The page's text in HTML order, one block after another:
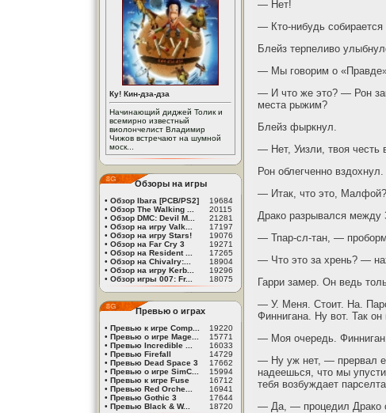
Ку! Кин-дза-дза
Начинающий диджей Толик и
всемирно известный
виолончелист Владимир
Чижов встречают на шумной
моск...
Обзоры на игры
• Обзор Ibara [PCB/PS2]
19684
• Обзор The Walking ...
20115
• Обзор DMC: Devil M...
21281
• Обзор на игру Valk...
17197
• Обзор на игру Stars!
19076
• Обзор на Far Cry 3
19271
• Обзор на Resident ...
17265
• Обзор на Chivalry:...
18904
• Обзор на игру Kerb...
19296
• Обзор игры 007: Fr... 18075
Превью о играх
• Превью к игре Comp...
19220
• Превью о игре Mage...
15771
• Превью Incredible ...
16033
• Превью Firefall
14729
• Превью Dead Space 3
17662
• Превью о игре SimC...
15994
• Превью к игре Fuse
16712
• Превью Red Orche...
16941
• Превью Gothic 3
17644
• Превью Black & W... 18720
— Нет!
— Кто-нибудь
Блейз терпеливо
— Мы говорим о
— И что же это? — Рон
места рыжим?
Блейз фыркнул.
— Нет, Уизли, твоя честь
Рон облегченно вздохнул.
— Итак, что это, Малфой?
Драко разрывался между
— Тпар-сл-тан, —
— Что это за хрень? —
Гарри замер. Он ведь
— У. Меня. Стоит. На.
Финнигана. Ну вот. Так
— Моя очередь.
— Ну уж нет, — прервал
надеешься, что мы
тебя возбуждает
— Да, — процедил Драко